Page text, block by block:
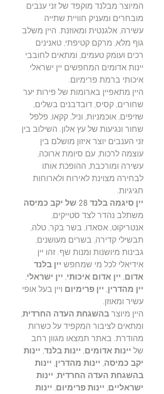
המיוצר מבלנד מוקפד של זני ענבים
מובחרים ומעניק חוויית שתייה
עשירה, אלגנטית ומאוזנת. היין משלב
גוף מלא, מרקם קטיפתי, טאנינים
רכים ועומק טעמים, ומתאים לחובבי
יינות אדומים המחפשים יין ישראלי
איכותי ברמת פרימיום.
היין מתאפיין בארומות של פירות יער
שחורים, קסיס, דובדבנים בשלים,
שזיפים, אוכמניות, וניל, קקאו, פלפל
שחור ונגיעות של עץ אלון. השילוב בין
זני הענבים יוצר איזון מושלם בין
עוצמה לרכות, עם סיומת ארוכה,
עשירה ומורכבת, ההופכת אותו
לבחירה מצוינת לאירוח ולארוחות
חגיגיות.
יין סיגמה בלנד 28 של יקב כמיסה
משתלב נהדר לצד סטייקים,
אנטריקוט, אסאדו, בשר בקר, טלה,
תבשילי קדירה, בשרים מעושנים,
גבינות מיושנות ומנות שף. זהו יין
אידיאלי לכל מי שמחפש יין בלנד
אדום, יין אדום איכותי, יין ישראלי,
יין מהדרין, יין פרימיום ויין בעל אופי
עשיר ומאוזן.
היין מיוצר בהשגחת העדה החרדית,
ומתאים לציבור המקפיד על כשרות
מהודרת. באתר תמצאו מגוון רחב
של יינות אדומים, יינות בלנד, יינות
יקב כמיסה, יינות מהדרין, יינות
בהשגחת העדה החרדית, יינות
ישראליים, יינות פרימיום, יינות